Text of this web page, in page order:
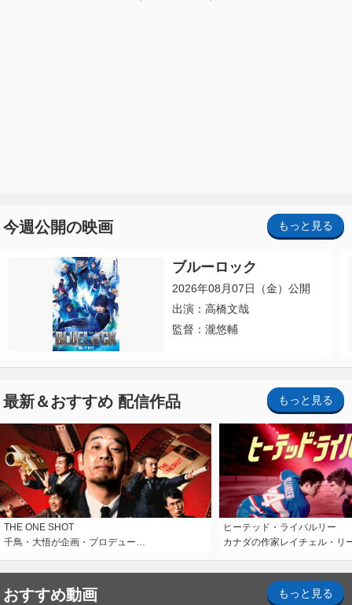
今週公開の映画 もっと見る
ブルーロック
2026年08月07日（金）公開
出演：高橋文哉
監督：瀧悠輔
最新＆おすすめ 配信作品 もっと見る
THE ONE SHOT
千鳥・大悟が企画・プロデュー…
ヒーテッド・ライバルリー
カナダの作家レイチェル・リ
おすすめ動画 もっと見る